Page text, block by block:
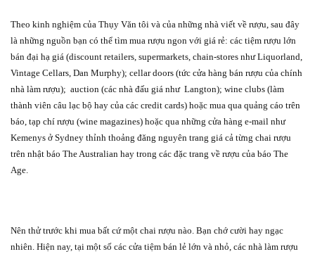
Theo kinh nghiệm của Thụy Văn tôi và của những nhà viết về rượu, sau đây
là những nguồn bạn có thể tìm mua rượu ngon với giá rẻ: các tiệm rượu lớn
bán đại hạ giá (discount retailers, supermarkets, chain-stores như Liquorland,
Vintage Cellars, Dan Murphy); cellar doors (tức cửa hàng bán rượu của chính
nhà làm rượu); auction (các nhà đấu giá như Langton); wine clubs (làm
thành viên câu lạc bộ hay của các credit cards) hoặc mua qua quảng cáo trên
báo, tạp chí rượu (wine magazines) hoặc qua những cửa hàng e-mail như
Kemenys ở Sydney thỉnh thoảng đăng nguyên trang giá cả từng chai rượu
trên nhật báo The Australian hay trong các đặc trang về rượu của báo The
Age.
Nên thử trước khi mua bất cứ một chai rượu nào. Bạn chớ cười hay ngạc
nhiên. Hiện nay, tại một số các cửa tiệm bán lẻ lớn và nhỏ, các nhà làm rượu